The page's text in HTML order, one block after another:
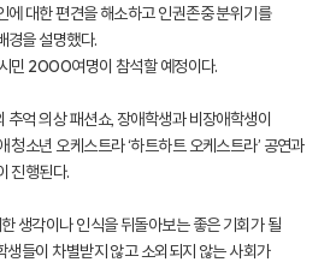
에 대한 편견을 해소하고 인권존중 분위기를
경을 설명했다.
민 2000여명이 참석할 예정이다.
억 의상 패션쇼, 장애학생과 비장애학생이
청소년 오케스트라 ‘하트하트 오케스트라’ 공연과
진행된다.
생각이나 인식을 뒤돌아보는 좋은 기회가 될
생들이 차별받지 않고 소외되지 않는 사회가